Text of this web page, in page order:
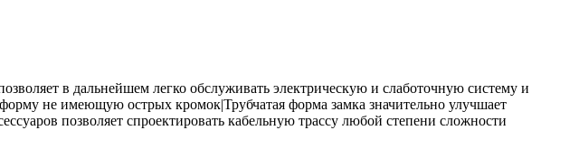
в дальнейшем легко обслуживать электрическую и слаботочную систему и
не имеющую острых кромок|Трубчатая форма замка значительно улучшает
позволяет спроектировать кабельную трассу любой степени сложности